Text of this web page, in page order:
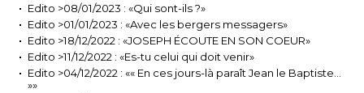
Edito >08/01/2023 : «Qui sont-ils ?»
Edito >01/01/2023 : «Avec les bergers messagers»
Edito >18/12/2022 : «JOSEPH ÉCOUTE EN SON COEUR»
Edito >11/12/2022 : «Es-tu celui qui doit venir»
Edito >04/12/2022 : «« En ces jours-là paraît Jean le Baptiste…
»»